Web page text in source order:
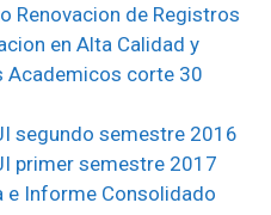
Renovacion de Registros
en Alta Calidad y
Academicos corte 30
segundo semestre 2016
primer semestre 2017
e Informe Consolidado